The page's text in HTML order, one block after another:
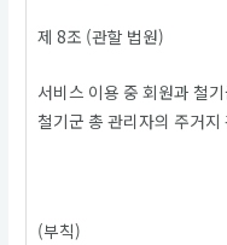
제 8조 (관할 법원)
서비스 이용 중 회원과 철
철기군 총 관리자의 주거
(부칙)